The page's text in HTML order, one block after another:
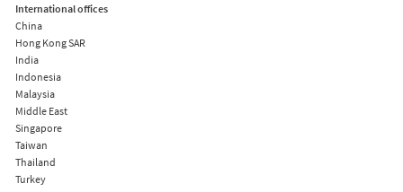
International offices
China
Hong Kong SAR
India
Indonesia
Malaysia
Middle East
Singapore
Taiwan
Thailand
Turkey